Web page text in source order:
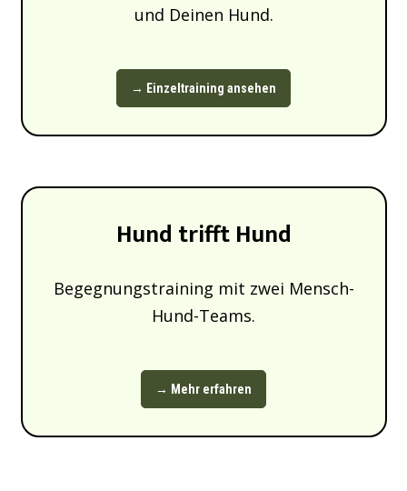
und Deinen Hund.
→ Einzeltraining ansehen
Hund trifft Hund
Begegnungstraining mit zwei Mensch-
Hund-Teams.
→ Mehr erfahren